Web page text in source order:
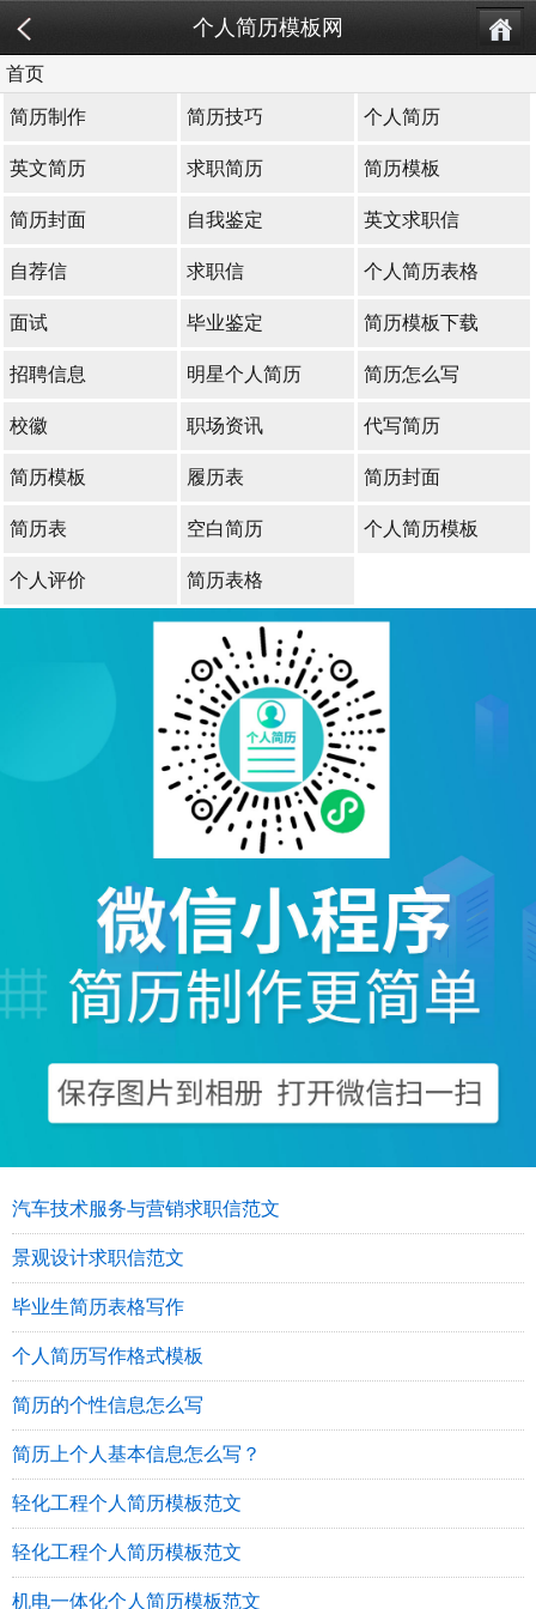
个人简历模板网
首页
简历制作 简历技巧 个人简历
英文简历 求职简历 简历模板
简历封面 自我鉴定 英文求职信
自荐信 求职信 个人简历表格
面试 毕业鉴定 简历模板下载
招聘信息 明星个人简历 简历怎么写
校徽 职场资讯 代写简历
简历模板 履历表 简历封面
简历表 空白简历 个人简历模板
个人评价 简历表格
汽车技术服务与营销求职信范文
景观设计求职信范文
毕业生简历表格写作
个人简历写作格式模板
简历的个性信息怎么写
简历上个人基本信息怎么写？
轻化工程个人简历模板范文
轻化工程个人简历模板范文
机电一体化个人简历模板范文